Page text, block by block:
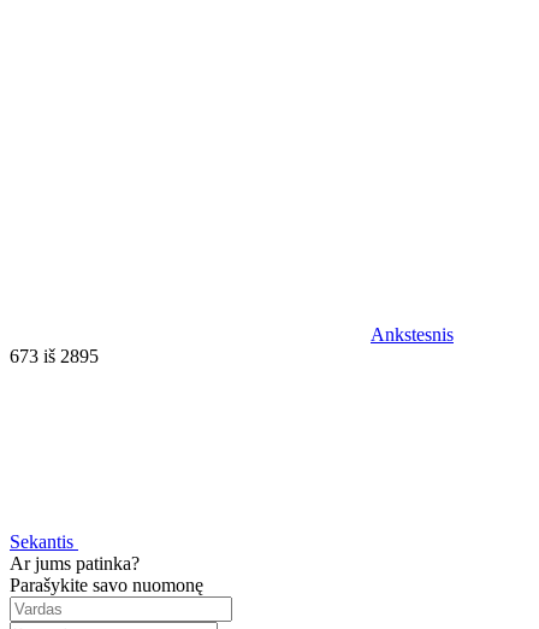
Ankstesnis
673 iš 2895
Sekantis
Ar jums patinka?
Parašykite savo nuomonę